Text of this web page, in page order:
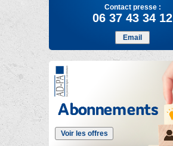
Contact presse :
06 37 43 34 12
Email
Voir les offres